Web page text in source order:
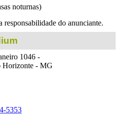
noturnas)
responsabilidade do anunciante.
1046 -
Horizonte - MG
5353